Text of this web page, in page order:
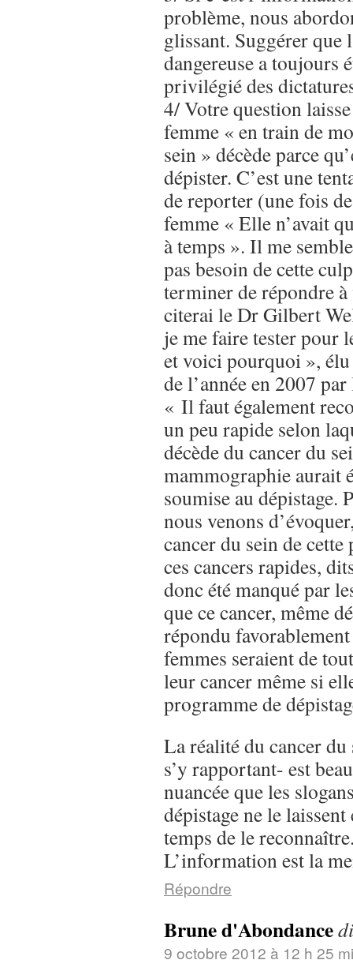
problème, nous
glissant. Suggérer que
dangereuse a toujours
privilégié des
4/ Votre question
femme « en train de
sein » décède parce
dépister. C’est une
de reporter (une fois
femme « Elle n’avait
à temps ». Il me
pas besoin de cette
terminer de répondre
citerai le Dr Gilbert
je me faire tester pour
et voici pourquoi »,
de l’année en 2007
« Il faut également
un peu rapide selon
décède du cancer du
mammographie aurait
soumise au dépistage.
nous venons
cancer du sein de
ces cancers rapides,
donc été manqué par
que ce cancer, même
répondu
femmes seraient de
leur cancer même si
programme de
La réalité du cancer
s’y rapportant- est
nuancée que les
dépistage ne le
temps de le
L’information est la
Répondre
Brune d'Abondance
9 octobre 2012 à 12 h 25